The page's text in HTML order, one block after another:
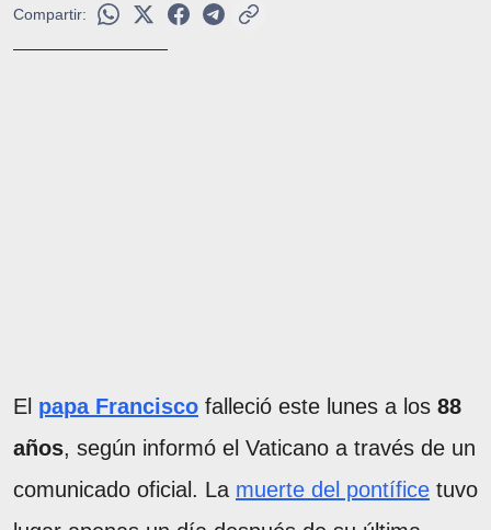
Compartir:
El papa Francisco falleció este lunes a los 88
años, según informó el Vaticano a través de un
comunicado oficial. La muerte del pontífice tuvo